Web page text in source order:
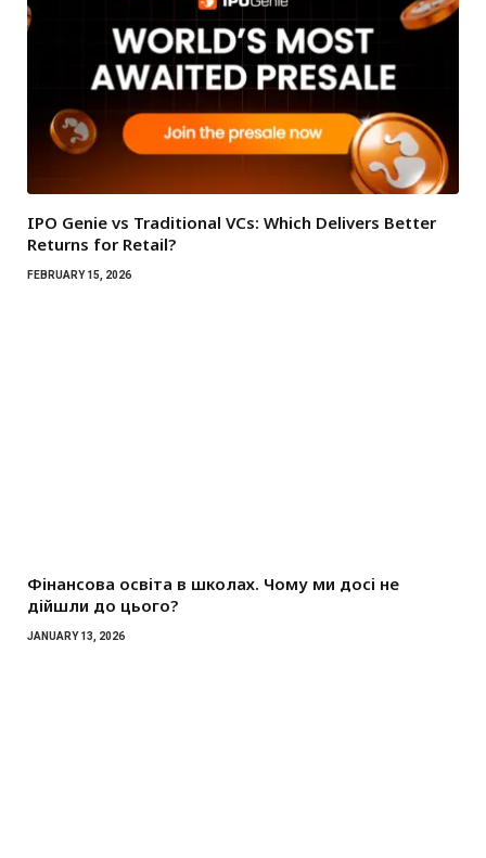
IPO Genie vs Traditional VCs: Which Delivers Better
Returns for Retail?
FEBRUARY 15, 2026
Фінансова освіта в школах. Чому ми досі не
дійшли до цього?
JANUARY 13, 2026